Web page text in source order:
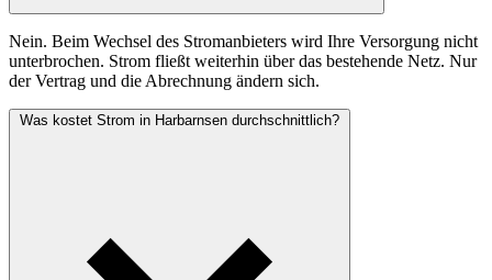
Nein. Beim Wechsel des Stromanbieters wird Ihre Versorgung nicht
unterbrochen. Strom fließt weiterhin über das bestehende Netz. Nur
der Vertrag und die Abrechnung ändern sich.
Was kostet Strom in Harbarnsen durchschnittlich?